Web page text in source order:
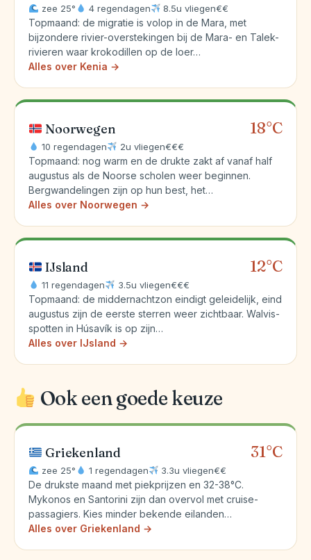
zee 25° 4 regendagen 8.5u vliegen€€
Topmaand: de migratie is volop in de Mara, met
bijzondere rivier-overstekingen bij de Mara- en Talek-
rivieren waar krokodillen op de loer…
Alles over Kenia →
Noorwegen 18°C
10 regendagen 2u vliegen€€€
Topmaand: nog warm en de drukte zakt af vanaf half
augustus als de Noorse scholen weer beginnen.
Bergwandelingen zijn op hun best, het…
Alles over Noorwegen →
IJsland 12°C
11 regendagen 3.5u vliegen€€€
Topmaand: de middernachtzon eindigt geleidelijk, eind
augustus zijn de eerste sterren weer zichtbaar. Walvis-
spotten in Húsavík is op zijn…
Alles over IJsland →
Ook een goede keuze
Griekenland 31°C
zee 25° 1 regendagen 3.3u vliegen€€
De drukste maand met piekprijzen en 32-38°C.
Mykonos en Santorini zijn dan overvol met cruise-
passagiers. Kies minder bekende eilanden…
Alles over Griekenland →